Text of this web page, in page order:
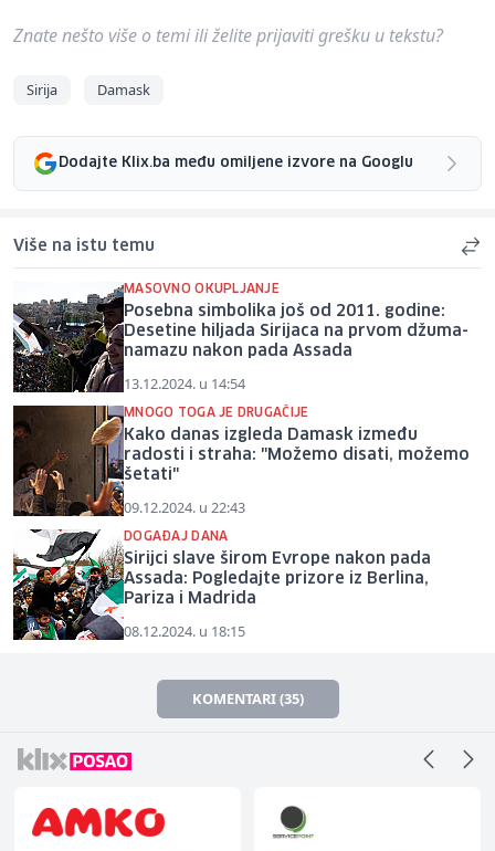
Znate nešto više o temi ili želite prijaviti grešku u tekstu?
Sirija Damask
Dodajte Klix.ba među omiljene izvore na Googlu
Više na istu temu
MASOVNO OKUPLJANJE
Posebna simbolika još od 2011. godine:
Desetine hiljada Sirijaca na prvom džuma-
namazu nakon pada Assada
13.12.2024. u 14:54
MNOGO TOGA JE DRUGAČIJE
Kako danas izgleda Damask između
radosti i straha: "Možemo disati, možemo
šetati"
09.12.2024. u 22:43
DOGAĐAJ DANA
Sirijci slave širom Evrope nakon pada
Assada: Pogledajte prizore iz Berlina,
Pariza i Madrida
08.12.2024. u 18:15
KOMENTARI (35)